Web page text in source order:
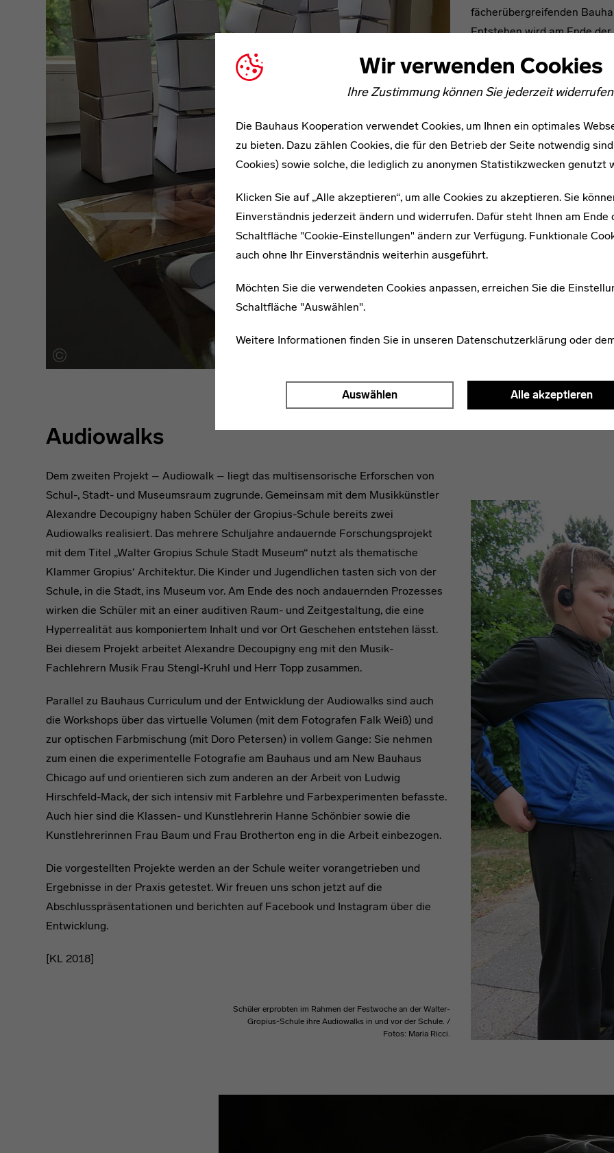
Wir verwenden Cookies
Ihre Zustimmung können Sie jederzeit
Die Bauhaus Kooperation verwendet Cookies, um Ihnen ein optimales
zu bieten. Dazu zählen Cookies, die für den Betrieb der Seite notwendig
Cookies) sowie solche, die lediglich zu anonymen Statistikzwecken genutzt
Klicken Sie auf „Alle akzeptieren“, um alle Cookies zu akzeptieren. Sie
Einverständnis jederzeit ändern und widerrufen. Dafür steht Ihnen am Ende
Schaltfläche "Cookie-Einstellungen" ändern zur Verfügung. Funktionale
auch ohne Ihr Einverständnis weiterhin ausgeführt.
Möchten Sie die verwendeten Cookies anpassen, erreichen Sie die
Schaltfläche "Auswählen".
Weitere Informationen finden Sie in unseren Datenschutzerklärung oder
Auswählen Alle akzeptieren
headline
fächerübergreifenden
Entstehen wird am Ende
fächerübergreifend
Bauhaus Curriculum
diesem Schuljahr mit der
fortgesetzt. In dieser ersten
mit Themen wie Linie,
Lehrern Frau Schönbier
Bauhaus Agentin Anja
Ricci entwickeln sie im
fachübergreifend — und
können. Dabei greifen
Beispiel dem Unterricht in
fächerübergreifende Übungen und
Audiowalks
Dem zweiten Projekt – Audiowalk – liegt das multisensorische Erforschen von
Schul-, Stadt- und Museumsraum zugrunde. Gemeinsam mit dem Musikkünstler
Alexandre Decoupigny haben Schüler der Gropius-Schule bereits zwei
Audiowalks realisiert. Das mehrere Schuljahre andauernde Forschungsprojekt
mit dem Titel „Walter Gropius Schule Stadt Museum“ nutzt als thematische
Klammer Gropius‘ Architektur. Die Kinder und Jugendlichen tasten sich von der
Schule, in die Stadt, ins Museum vor. Am Ende des noch andauernden Prozesses
wirken die Schüler mit an einer auditiven Raum- und Zeitgestaltung, die eine
Hyperrealität aus komponiertem Inhalt und vor Ort Geschehen entstehen lässt.
Bei diesem Projekt arbeitet Alexandre Decoupigny eng mit den Musik-
Fachlehrern Musik Frau Stengl-Kruhl und Herr Topp zusammen.
Parallel zu Bauhaus Curriculum und der Entwicklung der Audiowalks sind auch
die Workshops über das virtuelle Volumen (mit dem Fotografen Falk Weiß) und
zur optischen Farbmischung (mit Doro Petersen) in vollem Gange: Sie nehmen
zum einen die experimentelle Fotografie am Bauhaus und am New Bauhaus
Chicago auf und orientieren sich zum anderen an der Arbeit von Ludwig
Hirschfeld-Mack, der sich intensiv mit Farblehre und Farbexperimenten befasste.
Auch hier sind die Klassen- und Kunstlehrerin Hanne Schönbier sowie die
Kunstlehrerinnen Frau Baum und Frau Brotherton eng in die Arbeit einbezogen.
Die vorgestellten Projekte werden an der Schule weiter vorangetrieben und
Ergebnisse in der Praxis getestet. Wir freuen uns schon jetzt auf die
Abschlusspräsentationen und berichten auf Facebook und Instagram über die
Entwicklung.
[KL 2018]
Schüler erprobten im Rahmen der Festwoche an der Walter-
Gropius-Schule ihre Audiowalks in und vor der Schule. /
Fotos: Maria Ricci.